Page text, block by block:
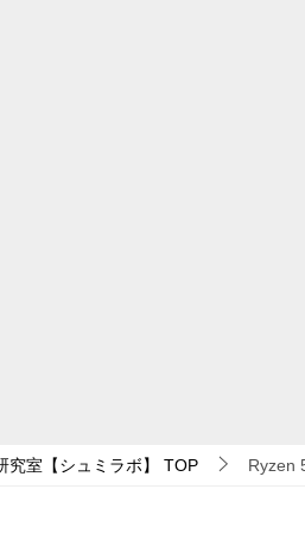
究室【シュミラボ】 TOP Ryzen